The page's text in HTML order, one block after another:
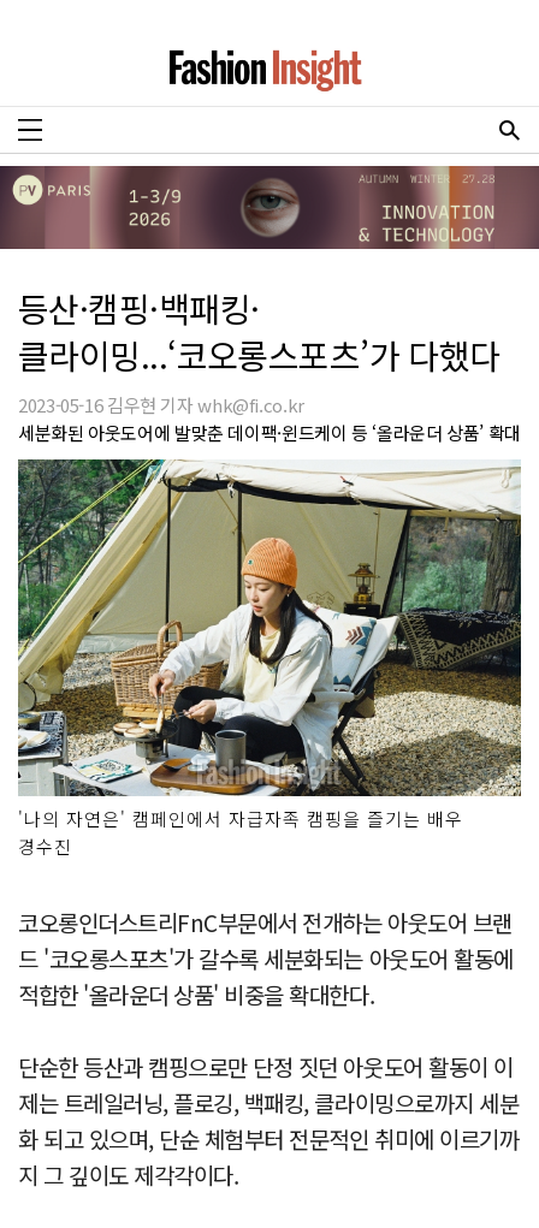
등산·캠핑·백패킹·
클라이밍...‘코오롱스포츠’가 다했다
2023-05-16 김우현 기자 whk@fi.co.kr
세분화된 아웃도어에 발맞춘 데이팩·윈드케이 등 ‘올라운더 상품’ 확대
'나의 자연은' 캠페인에서 자급자족 캠핑을 즐기는 배우
경수진
코오롱인더스트리FnC부문에서 전개하는 아웃도어 브랜
드 '코오롱스포츠'가 갈수록 세분화되는 아웃도어 활동에
적합한 '올라운더 상품' 비중을 확대한다.
단순한 등산과 캠핑으로만 단정 짓던 아웃도어 활동이 이
제는 트레일러닝, 플로깅, 백패킹, 클라이밍으로까지 세분
화 되고 있으며, 단순 체험부터 전문적인 취미에 이르기까
지 그 깊이도 제각각이다.